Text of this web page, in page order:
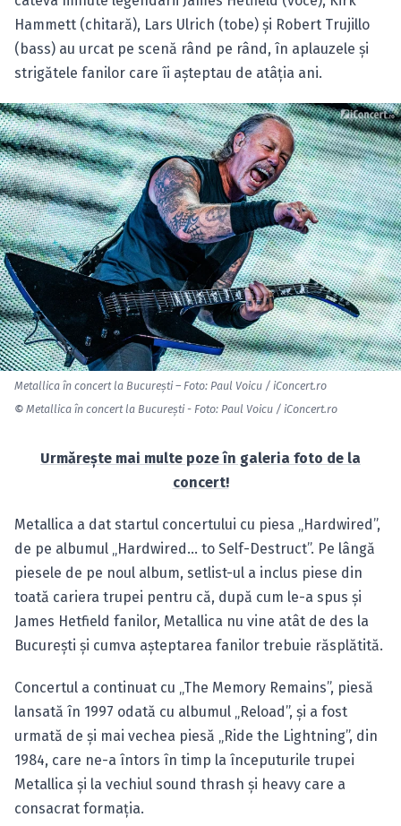
Hammett (chitară), Lars Ulrich (tobe) şi Robert Trujillo
(bass) au urcat pe scenă rând pe rând, în aplauzele şi
strigătele fanilor care îi aşteptau de atâţia ani.
Metallica în concert la Bucureşti – Foto: Paul Voicu / iConcert.ro
© Metallica în concert la Bucureşti - Foto: Paul Voicu / iConcert.ro
Urmăreşte mai multe poze în galeria foto de la
concert!
Metallica a dat startul concertului cu piesa „Hardwired”,
de pe albumul „Hardwired… to Self-Destruct”. Pe lângă
piesele de pe noul album, setlist-ul a inclus piese din
toată cariera trupei pentru că, după cum le-a spus şi
James Hetfield fanilor, Metallica nu vine atât de des la
Bucureşti şi cumva aşteptarea fanilor trebuie răsplătită.
Concertul a continuat cu „The Memory Remains”, piesă
lansată în 1997 odată cu albumul „Reload”, şi a fost
urmată de şi mai vechea piesă „Ride the Lightning”, din
1984, care ne-a întors în timp la începuturile trupei
Metallica şi la vechiul sound thrash şi heavy care a
consacrat formaţia.